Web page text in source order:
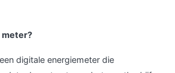
meter?
digitale energiemeter die